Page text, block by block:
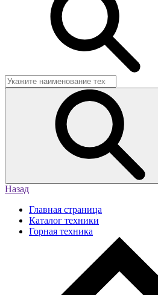
Назад
Главная страница
Каталог техники
Горная техника